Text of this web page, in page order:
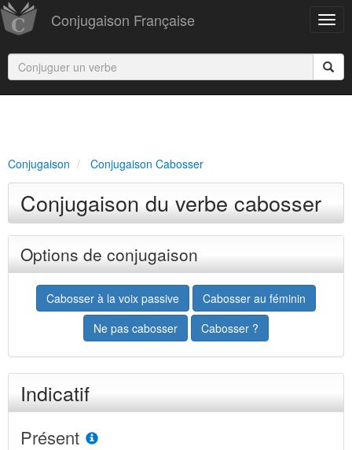
Conjugaison Française
Conjugaison Conjugaison Cabosser
Conjugaison du verbe cabosser
Options de conjugaison
Cabosser à la voix passive
Cabosser au féminin
Ne pas cabosser
Cabosser ?
Indicatif
Présent